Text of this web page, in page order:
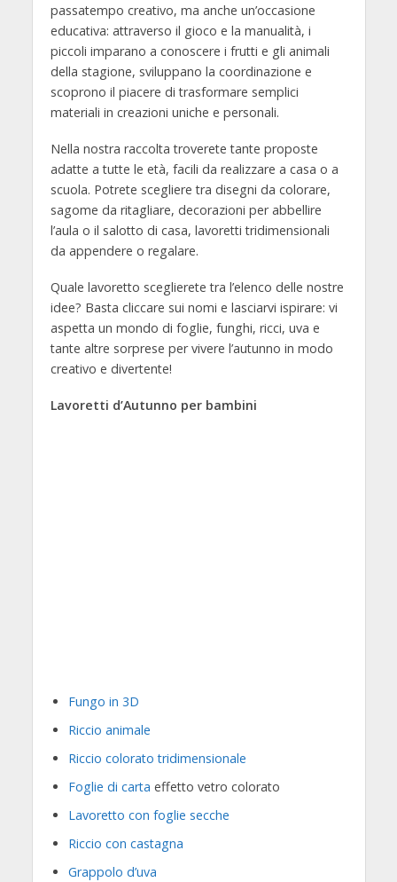
passatempo creativo, ma anche un’occasione
educativa: attraverso il gioco e la manualità, i
piccoli imparano a conoscere i frutti e gli animali
della stagione, sviluppano la coordinazione e
scoprono il piacere di trasformare semplici
materiali in creazioni uniche e personali.
Nella nostra raccolta troverete tante proposte
adatte a tutte le età, facili da realizzare a casa o a
scuola. Potrete scegliere tra disegni da colorare,
sagome da ritagliare, decorazioni per abbellire
l’aula o il salotto di casa, lavoretti tridimensionali
da appendere o regalare.
Quale lavoretto sceglierete tra l’elenco delle nostre
idee? Basta cliccare sui nomi e lasciarvi ispirare: vi
aspetta un mondo di foglie, funghi, ricci, uva e
tante altre sorprese per vivere l’autunno in modo
creativo e divertente!
Lavoretti d’Autunno per bambini
Fungo in 3D
Riccio animale
Riccio colorato tridimensionale
Foglie di carta effetto vetro colorato
Lavoretto con foglie secche
Riccio con castagna
Grappolo d’uva